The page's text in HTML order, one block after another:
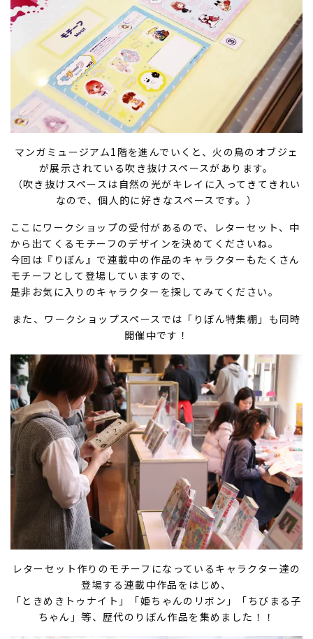
マンガミュージアム1階を進んでいくと、火の鳥のオブジェ
が展示されている吹き抜けスペースがあります。
（吹き抜けスペースは自然の光がキレイに入ってきてきれい
なので、個人的に好きなスペースです。）
ここにワークショップの受付があるので、レターセット、中
から出てくるモチーフのデザインを決めてくださいね。
今回は『りぼん』で連載中の作品のキャラクターもたくさん
モチーフとして登場していますので、
是非お気に入りのキャラクターを探してみてください。
また、ワークショップスペースでは「りぼん特集棚」も同時
開催中です！
レターセット作りのモチーフになっているキャラクター達の
登場する連載中作品をはじめ、
「ときめきトゥナイト」「姫ちゃんのリボン」「ちびまる子
ちゃん」等、歴代のりぼん作品を集めました！！